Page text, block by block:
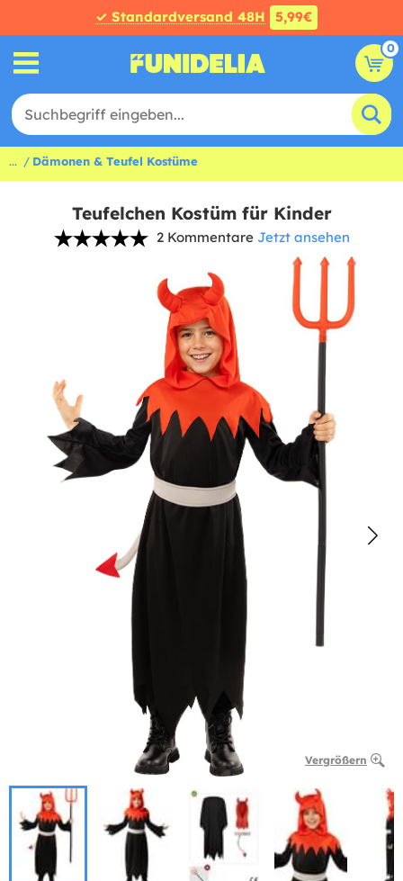
✓ Standardversand 48H 5,99€
0
... Dämonen & Teufel Kostüme
Teufelchen Kostüm für Kinder
2 Kommentare Jetzt ansehen
Vergrößern